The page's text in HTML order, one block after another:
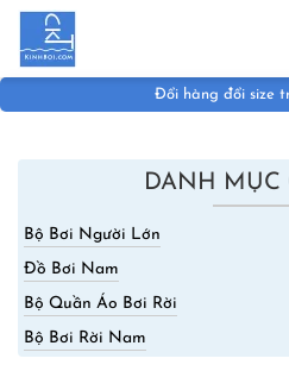
Skip to main content
Đổi hàng đổi size
DANH MỤC
Bộ Bơi Người Lớn
Đồ Bơi Nam
Bộ Quần Áo Bơi Rời
Bộ Bơi Rời Nam